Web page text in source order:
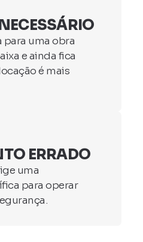
uma obra
e ainda fica
é mais
ERRADO
uma
para operar